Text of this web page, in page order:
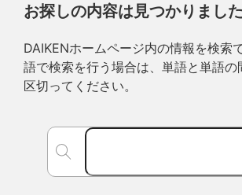
お探しの内容は見つかりまし
DAIKENホームページ内の情報を検索
語で検索を行う場合は、単語と単語の
区切ってください。